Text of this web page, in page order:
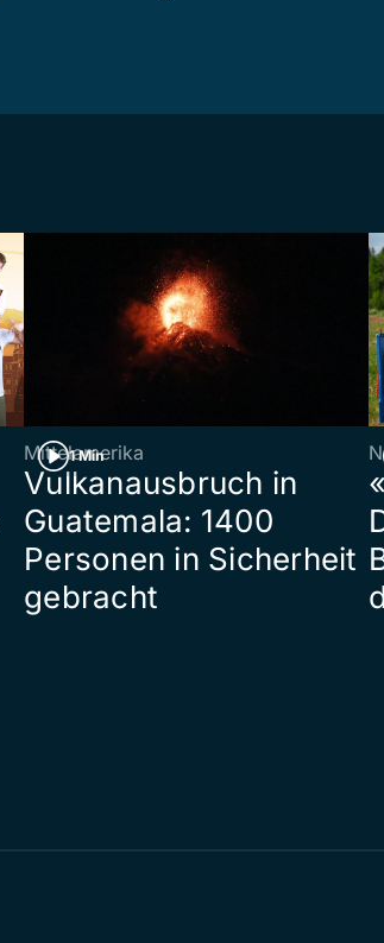
1 Min
Mittelamerika
Vulkanausbruch in
Guatemala: 1400
Personen in Sicherheit
gebracht